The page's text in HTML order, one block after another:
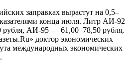
заправках вырастут на 0,5–
конца июля. Литр АИ-92
рубля, АИ-95 — 61,00–78,50 рубля,
доктор экономических
международных экономических